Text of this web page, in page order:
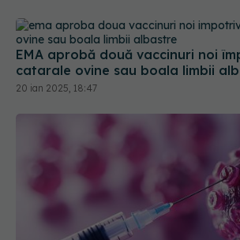
EMA aprobă două vaccinuri noi
catarale ovine sau boala limbii
20 ian 2025, 18:47